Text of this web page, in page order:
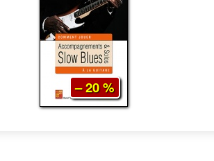
– 20 %